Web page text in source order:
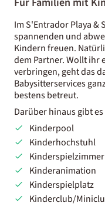
Im S'Entrador Playa &
spannenden und
Kindern freuen.
dem Partner. Wollt ihr
verbringen, geht das
Babysitterservices
bestens betreut.
Darüber hinaus gibt
Kinderpool
Kinderhochstuhl
Kinderspielzimmer
Kinderanimation
Kinderspielplatz
Kinderclub/